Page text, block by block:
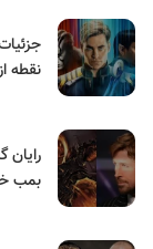
نقطه
بمب